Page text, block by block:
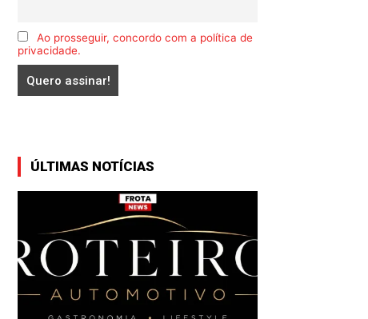
Ao prosseguir, concordo com a política de
privacidade.
ÚLTIMAS NOTÍCIAS